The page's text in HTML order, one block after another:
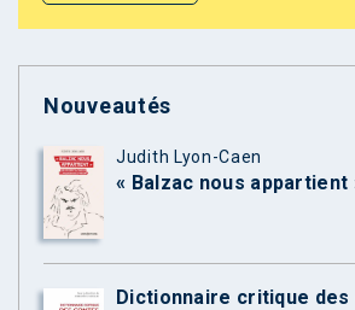
Nouveautés
Judith Lyon-Caen
« Balzac nous appartient
Dictionnaire critique des